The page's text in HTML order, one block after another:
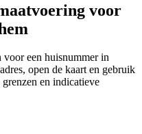
voor
voor een huisnummer in
open de kaart en gebruik
en indicatieve